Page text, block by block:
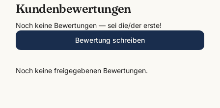
Kundenbewertungen
Noch keine Bewertungen — sei die/der erste!
Bewertung schreiben
Noch keine freigegebenen Bewertungen.